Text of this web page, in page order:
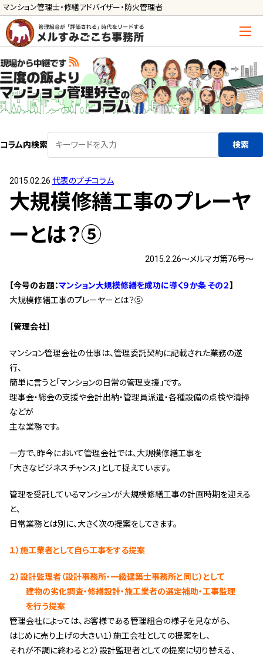
マンション管理士・修繕アドバイザー・防火管理者
コラム内検索 検索
2015.02.26 代表のプチコラム
大規模修繕工事のプレーヤ
ーとは？⑤
2015.2.26～メルマガ第76号～
【今号のお題：マンション大規模修繕を成功に導く９か条 その２】
大規模修繕工事のプレーヤーとは？⑤
［管理会社］
マンション管理会社の仕事は、管理委託契約に記載された業務の遂
行、
簡単に言うと｢マンションの日常の管理支援｣です。
理事会・総会の支援や会計出納・管理員派遣・各種設備の点検や清掃
などが
主な業務です。
一方で、昨今において管理会社では、大規模修繕工事を
｢大きなビジネスチャンス｣として捉えています。
管理を受託しているマンションが大規模修繕工事の計画時期を迎える
と、
日常業務とは別に、大きく次の提案をしてきます。
１）施工業者として自ら工事をする提案
２）設計監理者（設計事務所・一級建築士事務所と同じ）として
建物の劣化調査・修繕設計・施工業者の選定補助・工事監理
を行う提案
管理会社によっては、お客様である管理組合の様子を見ながら、
はじめに売り上げの大きい１）施工会社としての提案をし、
それが不調に終わると２）設計監理者としての提案に切り替える、
管理士の活用方法
ご利用の流れ »
サービス一覧
管理組合運営
メルの理事会アドバイザー »
メルのプロ理事長 »
長期修繕カウンセリングサービス »
メルの防火管理者
無料よろづ相談
会社案内
経営理念 »
実績・お客様の声
よくあるご質問